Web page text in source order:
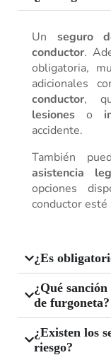
Un seguro
conductor.
obligatoria,
adicionales
conductor,
lesiones o
accidente.
También
asistencia
opciones
conductor esté
¿Es
¿Qué
de furgoneta?
¿Existen los
riesgo?